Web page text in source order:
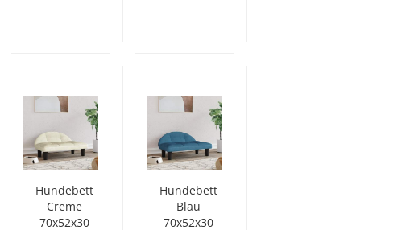
Hundebett
Creme
70x52x30
Hundebett
Blau
70x52x30